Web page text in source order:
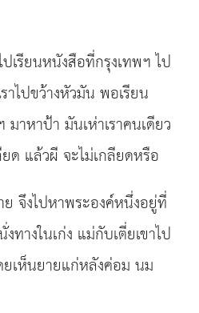
เรียนหนังสือที่กรุงเทพฯ ไป
ไปขว้างหัวมัน พอเรียน
าหาป้า มันเห่าเราคนเดียว
ด แล้วผี จะไม่เกลียดหรือ
จึงไปหาพระองค์หนึ่งอยู่ที่
างในเก่ง แม่กับเตี่ยเขาไป
เห็นยายแก่หลังค่อม นม